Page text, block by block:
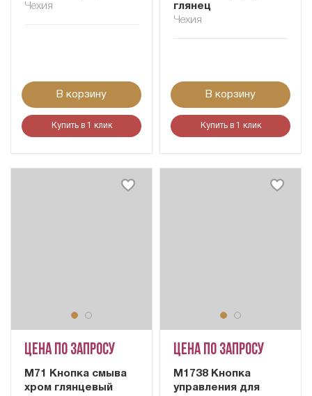
Чехия
В корзину
Купить в 1 клик
глянец
Чехия
В корзину
Купить в 1 клик
Цена по запросу
M71 Кнопка смыва
хром глянцевый
Цена по запросу
M1738 Кнопка
управления для